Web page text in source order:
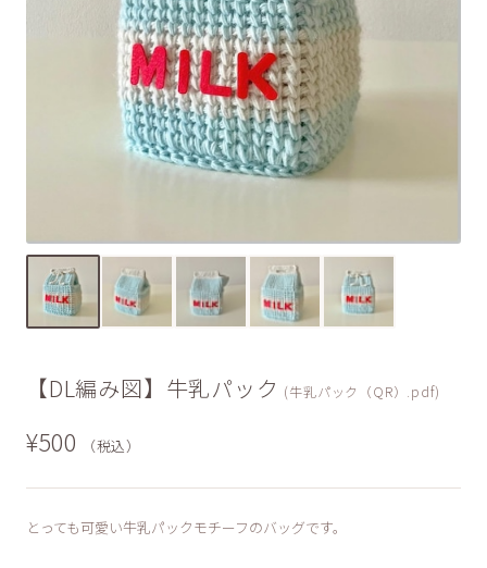
【DL編み図】牛乳パック (牛乳パック（QR）.pdf)
¥500 （税込）
とっても可愛い牛乳パックモチーフのバッグです。